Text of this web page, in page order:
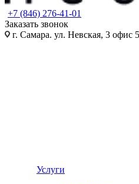
+7 (846) 276-41-01
Заказать звонок
г. Самара. ул. Невская, 3 офис
Услуги